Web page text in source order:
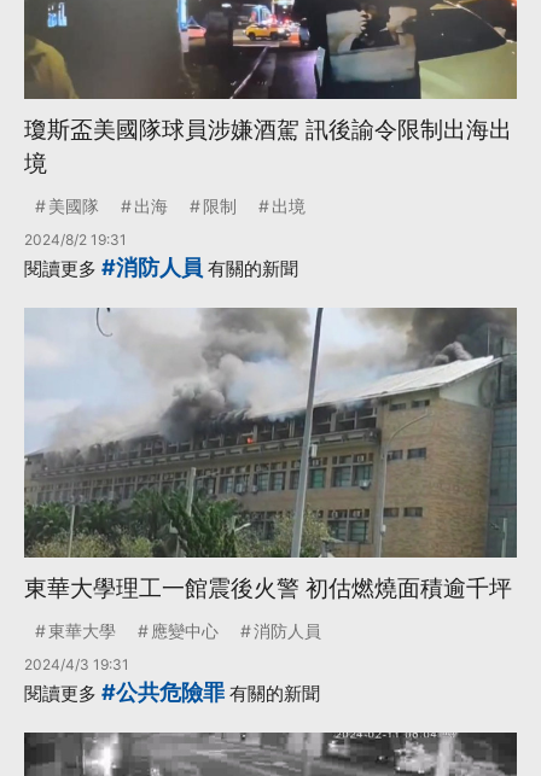
瓊斯盃美國隊球員涉嫌酒駕 訊後諭令限制出海出
境
美國隊 出海 限制 出境
2024/8/2 19:31
閱讀更多 #消防人員 有關的新聞
東華大學理工一館震後火警 初估燃燒面積逾千坪
東華大學 應變中心 消防人員
2024/4/3 19:31
閱讀更多 #公共危險罪 有關的新聞